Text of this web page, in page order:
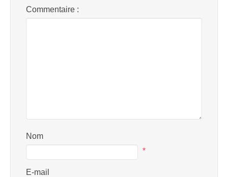
Commentaire :
Nom
*
E-mail